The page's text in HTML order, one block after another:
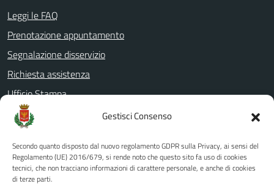
Gestisci Consenso
Secondo quanto disposto dal nuovo regolamento GDPR sulla Privacy, ai sensi del
Regolamento (UE) 2016/679, si rende noto che questo sito fa uso di cookies
tecnici, che non tracciano informazioni di carattere personale, e anche di cookies
di terze parti.
Leggi le FAQ
Prenotazione appuntamento
Segnalazione disservizio
Richiesta assistenza
Ufficio Stampa
Amministrazione Trasparente
Albo pretorio
Informativa privacy
Note legali